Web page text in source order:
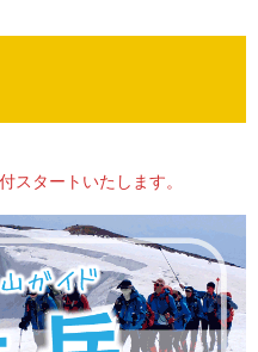
スタートいたします。